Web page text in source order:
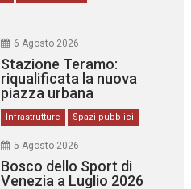
6 Agosto 2026
Stazione Teramo:
riqualificata la nuova
piazza urbana
Infrastrutture Spazi pubblici
5 Agosto 2026
Bosco dello Sport di
Venezia a Luglio 2026